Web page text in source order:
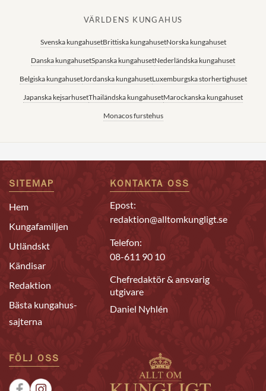
Japanska kejsarhuset
Thailändska kungahuset
Marockanska kungahuset
Monacos furstehus
VÄRLDENS KUNGAHUS
Svenska kungahusetBrittiska kungahusetNorska kungahuset
Danska kungahusetSpanska kungahusetNederländska kungahuset
Belgiska kungahusetJordanska kungahusetLuxemburgska storhertighuset
Japanska kejsarhusetThailändska kungahusetMarockanska kungahuset
Monacos furstehus
SITEMAP
Hem
Kungafamiljen
Utländskt
Kändisar
Redaktion
Bästa kungahus-
sajterna
KONTAKTA OSS
Epost:
redaktion@alltomkungligt.se
Telefon:
08-611 90 10
Chefredaktör & ansvarig
utgivare
Daniel Nyhlén
FÖLJ OSS